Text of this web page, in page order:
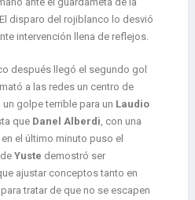
disparo del rojiblanco lo desvió
intervención llena de reflejos.
después llegó el segundo gol
a las redes un centro de
un golpe terrible para un Laudio
que Danel Alberdi , con una
el último minuto puso el
Yuste demostró ser
ajustar conceptos tanto en
tratar de que no se escapen